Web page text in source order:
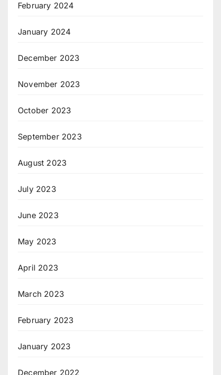
February 2024
January 2024
December 2023
November 2023
October 2023
September 2023
August 2023
July 2023
June 2023
May 2023
April 2023
March 2023
February 2023
January 2023
December 2022